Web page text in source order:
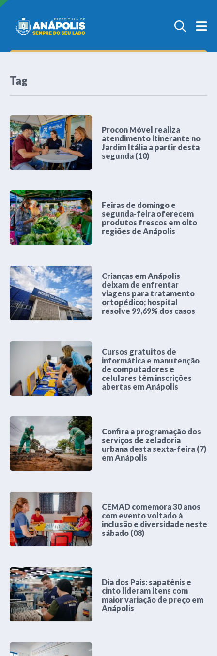
Tag
Procon Móvel realiza
atendimento itinerante no
Jardim Itália a partir desta
segunda (10)
Feiras de domingo e
segunda-feira oferecem
produtos frescos em oito
regiões de Anápolis
Crianças em Anápolis
deixam de enfrentar
viagens para tratamento
ortopédico; hospital
resolve 99,69% dos casos
Cursos gratuitos de
informática e manutenção
de computadores e
celulares têm inscrições
abertas em Anápolis
Confira a programação dos
serviços de zeladoria
urbana desta sexta-feira (7)
em Anápolis
CEMAD comemora 30 anos
com evento voltado à
inclusão e diversidade neste
sábado (08)
Dia dos Pais: sapatênis e
cinto lideram itens com
maior variação de preço em
Anápolis